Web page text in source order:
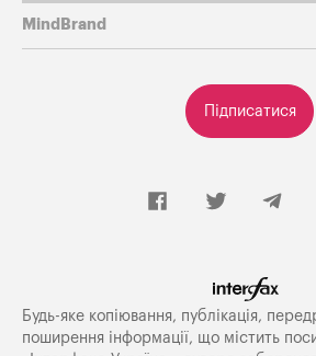
Підписатися
MindBrand
Будь-яке копiювання, публiкацiя,
поширення iнформацiї, що мiстить